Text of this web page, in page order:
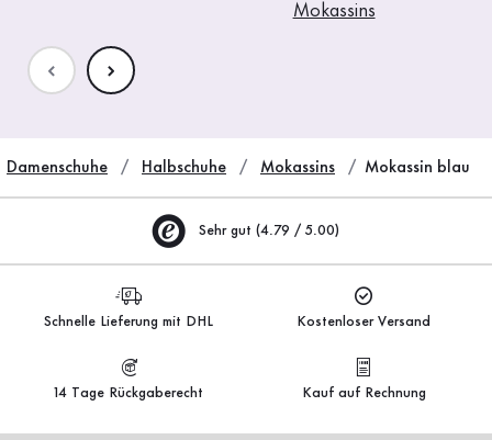
Mokassins
Damenschuhe Halbschuhe Mokassins Mokassin blau
Sehr gut (4.79 / 5.00)
Schnelle Lieferung mit DHL Kostenloser Versand
14 Tage Rückgaberecht Kauf auf Rechnung